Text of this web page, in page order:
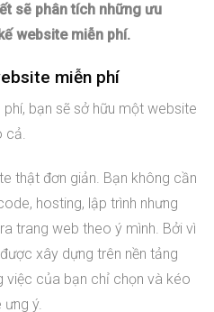
sẽ phân tích những ưu
website miễn phí.
miễn phí
bạn sẽ sở hữu một website
cả.
thật đơn giản. Bạn không cần
hosting, lập trình nhưng
trang web theo ý mình. Bởi vì
xây dựng trên nền tảng
việc của bạn chỉ chọn và kéo
ý.